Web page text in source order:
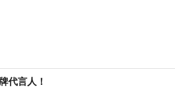
代言人！